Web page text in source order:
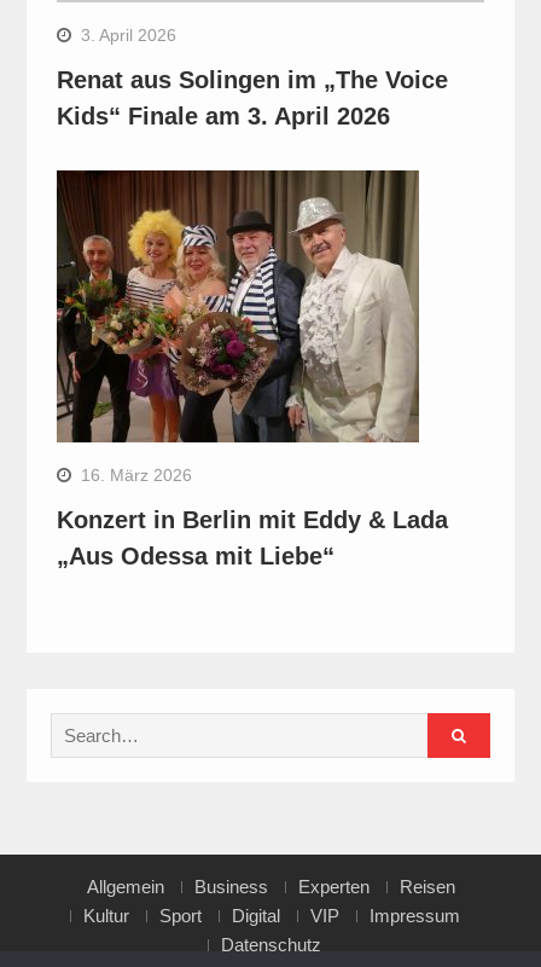
3. April 2026
Renat aus Solingen im „The Voice
Kids“ Finale am 3. April 2026
16. März 2026
Konzert in Berlin mit Eddy & Lada
„Aus Odessa mit Liebe“
Search
for:
Allgemein Business Experten
Reisen
Kultur
Sport Digital VIP
Impressum
Datenschutz